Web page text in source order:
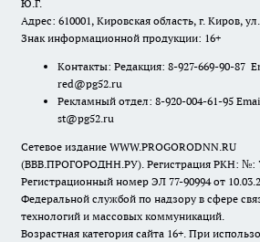
Ю.Г.
Адрес: 610001, Кировская область, г. Киров,
Знак информационной продукции: 16+
Контакты: Редакция: 8-927-669-90-87
red@pg52.ru
Рекламный отдел: 8-920-004-61-95
st@pg52.ru
Сетевое издание WWW.PROGORODNN.RU
(ВВВ.ПРОГОРОДНН.РУ). Регистрация РКН: №:
Регистрационный номер ЭЛ 77-90994 от
Федеральной службой по надзору в сфере
технологий и массовых коммуникаций.
Возрастная категория сайта 16+. При